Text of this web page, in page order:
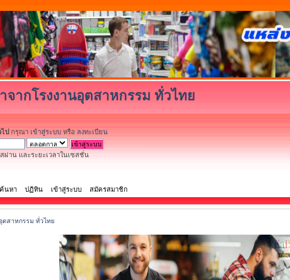
จากโรงงานอุตสาหกรรม ทั่วไทย
ป กรุณา เข้าสู่ระบบ หรือ ลงทะเบียน
ผ่าน และระยะเวลาในเซสชั่น
ค้นหา ปฏิทิน เข้าสู่ระบบ สมัครสมาชิก
ตสาหกรรม ทั่วไทย